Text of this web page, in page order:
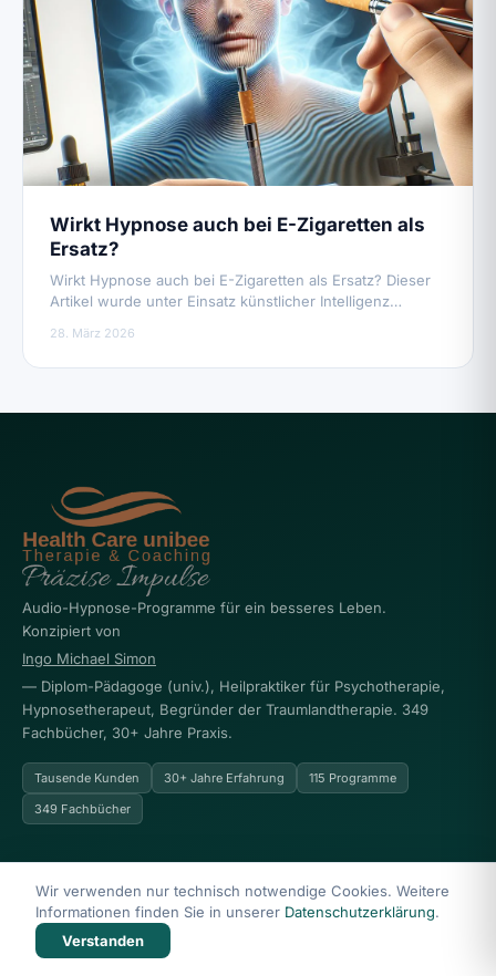
Wirkt Hypnose auch bei E-Zigaretten als
Ersatz?
Wirkt Hypnose auch bei E-Zigaretten als Ersatz? Dieser
Artikel wurde unter Einsatz künstlicher Intelligenz…
28. März 2026
Audio-Hypnose-Programme für ein besseres Leben.
Konzipiert von
Ingo Michael Simon
— Diplom-Pädagoge (univ.), Heilpraktiker für Psychotherapie,
Hypnosetherapeut, Begründer der Traumlandtherapie. 349
Fachbücher, 30+ Jahre Praxis.
Tausende Kunden 30+ Jahre Erfahrung
115 Programme
349 Fachbücher
Mentale Gesundheit
Abnehmen & Ernährung
Über Ingo Simon
Wir verwenden nur technisch notwendige Cookies. Weitere
Informationen finden Sie in unserer Datenschutzerklärung.
Verstanden